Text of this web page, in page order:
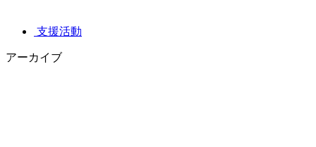
支援活動
アーカイブ